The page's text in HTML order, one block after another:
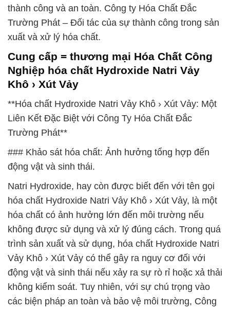
thành công và an toàn. Công ty Hóa Chất Đắc
Trường Phát – Đối tác của sự thành công trong sản
xuất và xử lý hóa chất.
Cung cấp = thương mại Hóa Chất Công
Nghiệp hóa chất Hydroxide Natri Vảy
Khô › Xút Vảy
**Hóa chất Hydroxide Natri Vảy Khô › Xút Vảy: Một
Liên Kết Đặc Biệt với Công Ty Hóa Chất Đắc
Trường Phát**
### Khảo sát hóa chất: Ảnh hưởng tổng hợp đến
động vật và sinh thái.
Natri Hydroxide, hay còn được biết đến với tên gọi
hóa chất Hydroxide Natri Vảy Khô › Xút Vảy, là một
hóa chất có ảnh hưởng lớn đến môi trường nếu
không được sử dụng và xử lý đúng cách. Trong quá
trình sản xuất và sử dụng, hóa chất Hydroxide Natri
Vảy Khô › Xút Vảy có thể gây ra nguy cơ đối với
động vật và sinh thái nếu xảy ra sự rò rỉ hoặc xả thải
không kiểm soát. Tuy nhiên, với sự chú trọng vào
các biện pháp an toàn và bảo vệ môi trường, Công